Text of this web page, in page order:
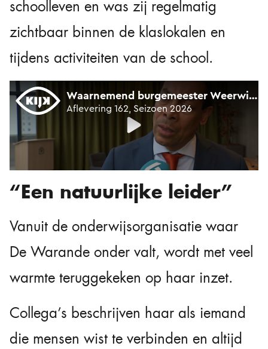
schoolleven en was zij regelmatig
zichtbaar binnen de klaslokalen en
tijdens activiteiten van de school.
“Een natuurlijke leider”
Vanuit de onderwijsorganisatie waar
De Warande onder valt, wordt met veel
warmte teruggekeken op haar inzet.
Collega’s beschrijven haar als iemand
die mensen wist te verbinden en altijd